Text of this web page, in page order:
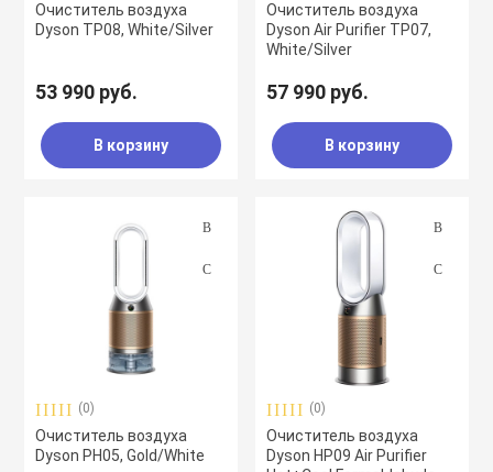
Очиститель воздуха
Dyson TP08, White/Silver
53 990 руб.
В корзину
Очиститель воздуха
Dyson Air Purifier TP07,
White/Silver
57 990 руб.
В корзину
(0)
Очиститель воздуха
Dyson PH05, Gold/White
(0)
Очиститель воздуха
Dyson HP09 Air Purifier